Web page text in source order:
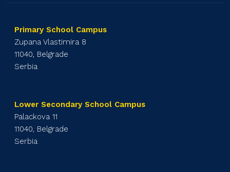
Primary School Campus
Zupana Vlastimira 8
11040, Belgrade
Serbia
Lower Secondary School Campus
Palackova 11
11040, Belgrade
Serbia